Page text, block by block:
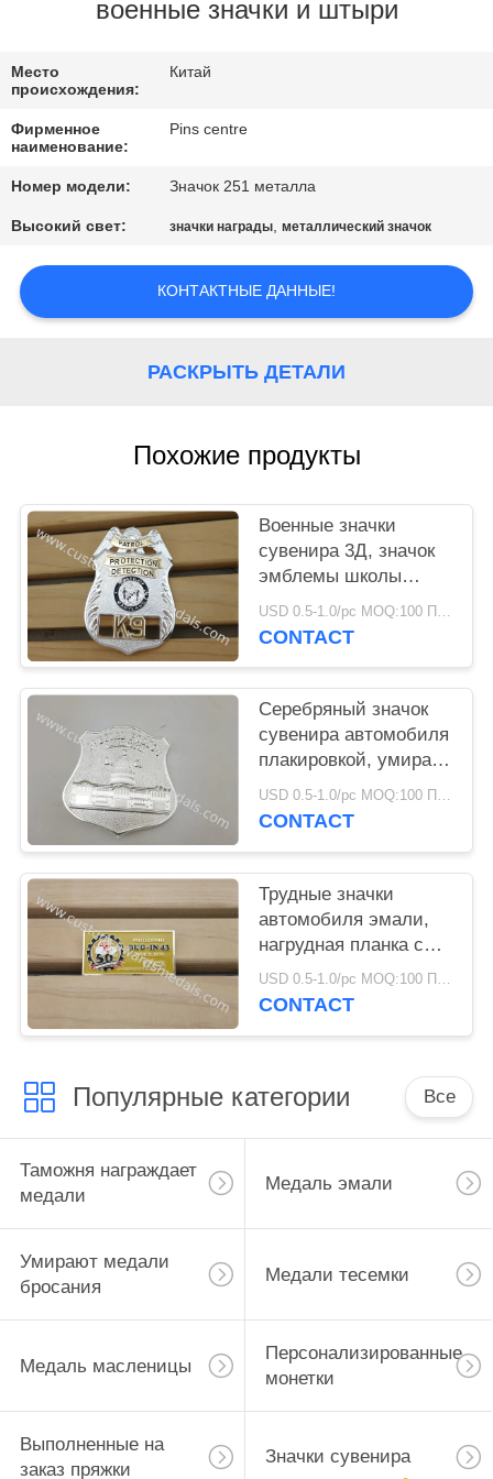
КАЧЕСТВА
СВЯЖИТЕСЬ
МЫ
НОВОСТИ
КАРТА
военные значки и штыри
Место
происхождения:
Китай
Фирменное
наименование:
Pins centre
Номер модели: Значок 251 металла
Высокий свет: значки награды,металлический значок
КОНТАКТНЫЕ ДАННЫЕ!
РАСКРЫТЬ ДЕТАЛИ
Похожие продукты
Военные значки
сувенира 3Д, значок
эмблемы школы
эмали сплава цинка
трудный
USD 0.5-1.0/pc MOQ:100 ПК в конструкцию
CONTACT
Серебряный значок
сувенира автомобиля
плакировкой, умирает
проштемпелеванный
значок спорт с Пин
USD 0.5-1.0/pc MOQ:100 ПК в конструкцию
CONTACT
Трудные значки
автомобиля эмали,
нагрудная планка с
фамилией участника
холодильника сплава
USD 0.5-1.0/pc MOQ:100 ПК в конструкцию
CONTACT
Популярные категории Все
Таможня награждает
медали
Медаль эмали
Умирают медали
бросания
Медали тесемки
Медаль масленицы
Персонализированные
монетки
Выполненные на
заказ пряжки
Значки сувенира